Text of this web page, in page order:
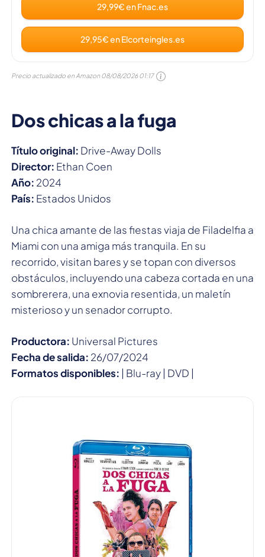
29,99€ en Fnac.es
29,95€ en Elcorteingles.es
Precio actualizado en Amazon 08/08/2026 01:17
Dos chicas a la fuga
Título original: Drive-Away Dolls
Director: Ethan Coen
Año: 2024
País: Estados Unidos
Una chica amante de las fiestas viaja de Filadelfia a
Miami con una amiga más tranquila. En su
recorrido, visitan bares y se topan con diversos
obstáculos, incluyendo una cabeza cortada en una
sombrerera, una exnovia resentida, un maletín
misterioso y un senador corrupto.
Productora: Universal Pictures
Fecha de salida: 26/07/2024
Formatos disponibles: | Blu-ray | DVD |